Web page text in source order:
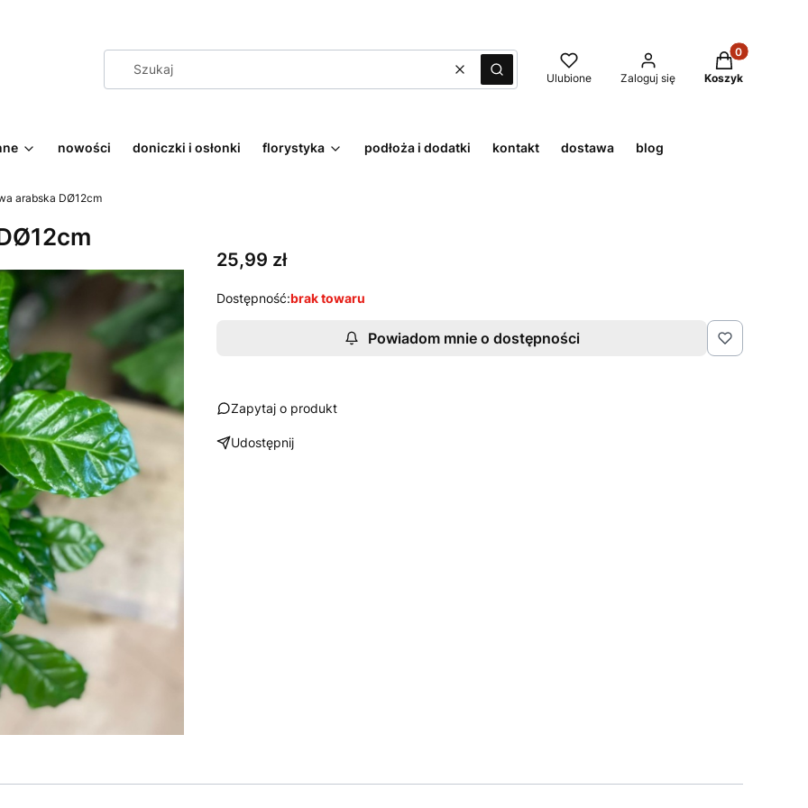
WyczyśćSzukaj Ulubione Zaloguj się
Produkty w
Koszyk
nowości doniczki i osłonki florystyka podłoża i dodatki kontakt dostawa blog
arabska DØ12cm
Cena
25,99 zł
Dostępność:brak towaru
Powiadom mnie o dostępności
Zapytaj o produkt
Udostępnij